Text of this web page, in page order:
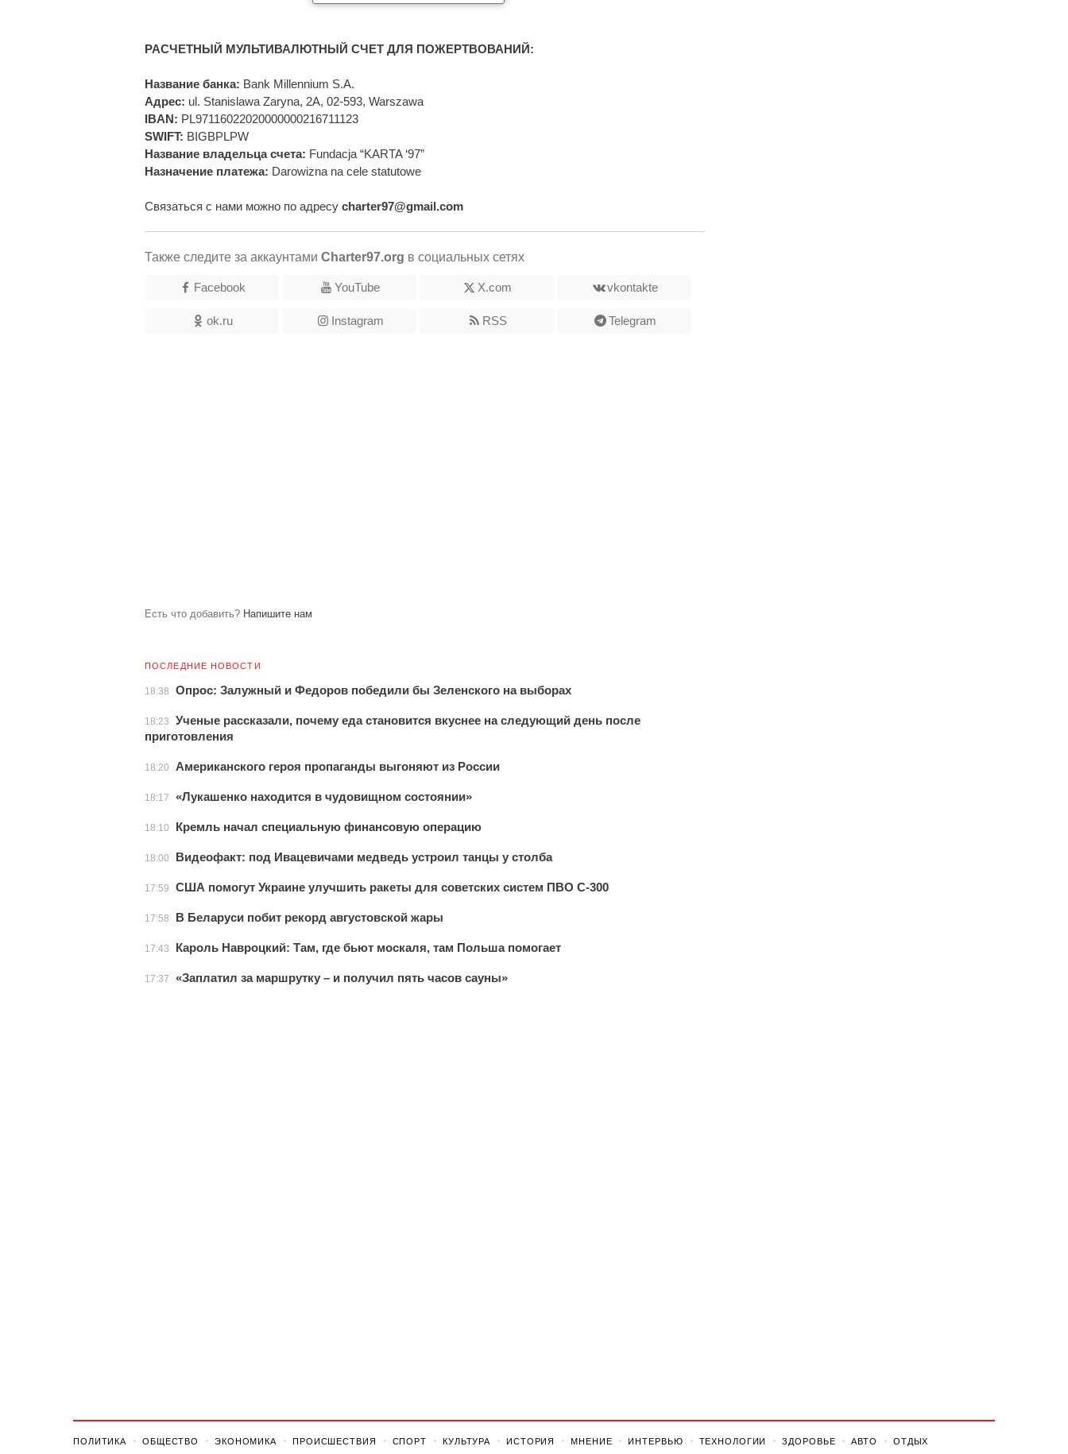
РАСЧЕТНЫЙ МУЛЬТИВАЛЮТНЫЙ СЧЕТ ДЛЯ ПОЖЕРТВОВАНИЙ:
Название банка: Bank Millennium S.A.
Адрес: ul. Stanislawa Zaryna, 2A, 02-593, Warszawa
IBAN: PL97116022020000000216711123
SWIFT: BIGBPLPW
Название владельца счета: Fundacja “KARTA ‘97”
Назначение платежа: Darowizna na cele statutowe
Связаться с нами можно по адресу charter97@gmail.com
Также следите за аккаунтами Charter97.org в социальных сетях
Facebook YouTube X.com vkontakte
ok.ru Instagram RSS Telegram
Есть что добавить? Напишите нам
ПОСЛЕДНИЕ НОВОСТИ
18:38 Опрос: Залужный и Федоров победили бы Зеленского на выборах
18:23
Ученые рассказали, почему еда становится вкуснее на следующий день после
приготовления
18:20 Американского героя пропаганды выгоняют из России
18:17 «Лукашенко находится в чудовищном состоянии»
18:10 Кремль начал специальную финансовую операцию
18:00 Видеофакт: под Ивацевичами медведь устроил танцы у столба
17:59 США помогут Украине улучшить ракеты для советских систем ПВО С-300
17:58 В Беларуси побит рекорд августовской жары
17:43 Кароль Навроцкий: Там, где бьют москаля, там Польша помогает
17:37 «Заплатил за маршрутку – и получил пять часов сауны»
ПОЛИТИКА ОБЩЕСТВО ЭКОНОМИКА ПРОИСШЕСТВИЯ СПОРТ КУЛЬТУРА ИСТОРИЯ МНЕНИЕ ИНТЕРВЬЮ ТЕХНОЛОГИИ ЗДОРОВЬЕ АВТО ОТДЫХ